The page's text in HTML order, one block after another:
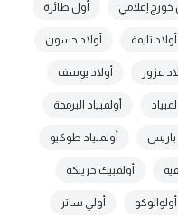
خورج إعلامي أول طائرة
أولاد تايمة أولاد حسون
عزوز أولاد يوسف
أولمبياد البرمجة
باريس أولمبياد طوكيو
أولمبيك خريبكة
أولوالوكو أولي ساتر